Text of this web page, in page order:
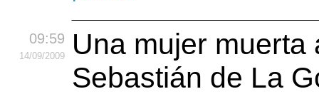
09:59
14/09/2009
Una mujer
Sebastián de La